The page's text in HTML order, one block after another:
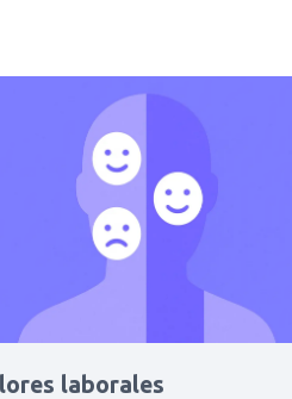
laborales